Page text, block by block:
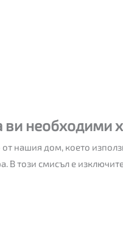
ви необходими
нашия дом, което
В този смисъл е